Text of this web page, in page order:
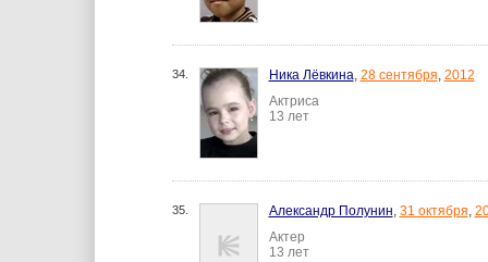
34. Ника Лёвкина, 28 сентября, 2012
Актриса
13 лет
35. Александр Полунин, 31 октября,
Актер
13 лет